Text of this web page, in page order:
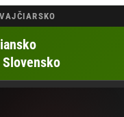
Slovensko